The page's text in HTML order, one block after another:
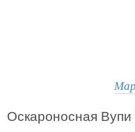
Оскароносная Вупи